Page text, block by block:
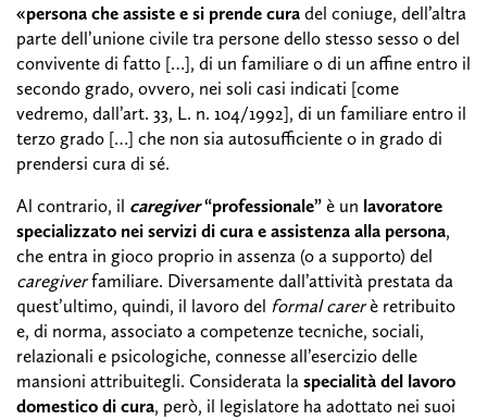
«persona che assiste e si prende cura del coniuge, dell’altra
parte dell’unione civile tra persone dello stesso sesso o del
convivente di fatto […], di un familiare o di un affine entro il
secondo grado, ovvero, nei soli casi indicati [come
vedremo, dall’art. 33, L. n. 104/1992], di un familiare entro il
terzo grado […] che non sia autosufficiente o in grado di
prendersi cura di sé.
Al contrario, il caregiver“professionale” è un lavoratore
specializzato nei servizi di cura e assistenza alla persona,
che entra in gioco proprio in assenza (o a supporto) del
caregiverfamiliare. Diversamente dall’attività prestata da
quest’ultimo, quindi, il lavoro del formal carerè retribuito
e, di norma, associato a competenze tecniche, sociali,
relazionali e psicologiche, connesse all’esercizio delle
mansioni attribuitegli. Considerata la specialità del lavoro
domestico di cura, però, il legislatore ha adottato nei suoi